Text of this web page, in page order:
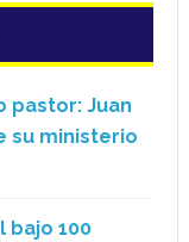
pastor: Juan
su ministerio
bajo 100